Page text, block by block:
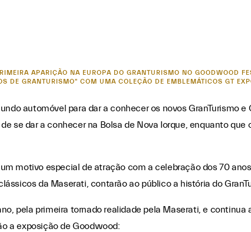
APARIÇÃO NA EUROPA DO GRANTURISMO NO GOODWOOD
DE GRANTURISMO" COM UMA COLEÇÃO DE EMBLEMÁTICOS GT
automóvel para dar a conhecer os novos GranTurismo
se dar a conhecer na Bolsa de Nova Iorque, enquanto
motivo especial de atração com a celebração dos 70 anos
da Maserati, contarão ao público a história do
pela primeira tornado realidade pela Maserati, e continua
a exposição de Goodwood: